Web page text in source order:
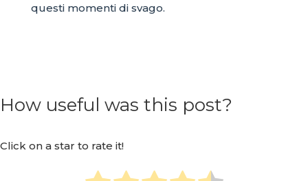
questi momenti di svago.
How useful was this post?
Click on a star to rate it!